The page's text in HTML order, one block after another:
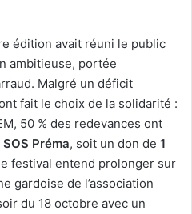
édition avait réuni le public
ambitieuse, portée
Malgré un déficit
fait le choix de la solidarité :
50 % des redevances ont
SOS Préma, soit un don de 1
festival entend prolonger sur
gardoise de l’association
du 18 octobre avec un